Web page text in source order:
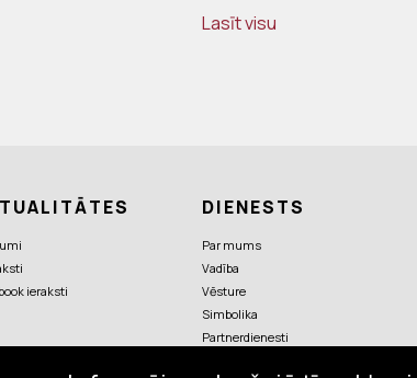
Lasīt visu
ieraksti
DIENESTS
Par mums
Vadība
Vēsture
Simbolika
Partnerdienesti